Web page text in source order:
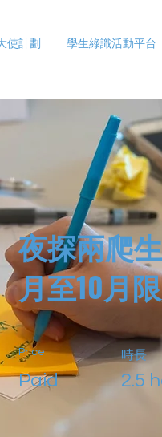
使計劃 學生綠識活動平台
夜探兩爬
月至10月
Price
Paid
時長
2.5